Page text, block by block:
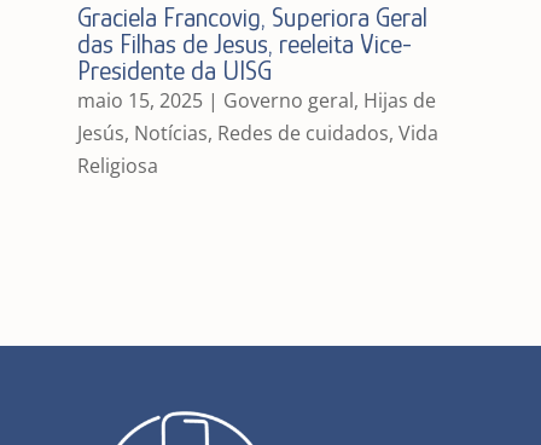
Graciela Francovig, Superiora Geral
das Filhas de Jesus, reeleita Vice-
Presidente da UISG
maio 15, 2025| Governo geral, Hijas de
Jesús, Notícias, Redes de cuidados, Vida
Religiosa